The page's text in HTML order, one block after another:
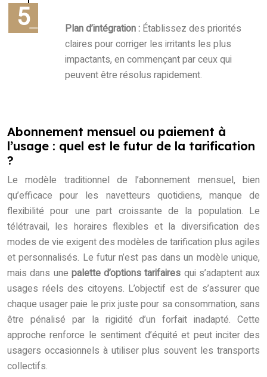
Plan d’intégration : Établissez des priorités
claires pour corriger les irritants les plus
impactants, en commençant par ceux qui
peuvent être résolus rapidement.
Abonnement mensuel ou paiement à
l’usage : quel est le futur de la tarification
?
Le modèle traditionnel de l’abonnement mensuel, bien
qu’efficace pour les navetteurs quotidiens, manque de
flexibilité pour une part croissante de la population. Le
télétravail, les horaires flexibles et la diversification des
modes de vie exigent des modèles de tarification plus agiles
et personnalisés. Le futur n’est pas dans un modèle unique,
mais dans une palette d’options tarifaires qui s’adaptent aux
usages réels des citoyens. L’objectif est de s’assurer que
chaque usager paie le prix juste pour sa consommation, sans
être pénalisé par la rigidité d’un forfait inadapté. Cette
approche renforce le sentiment d’équité et peut inciter des
usagers occasionnels à utiliser plus souvent les transports
collectifs.